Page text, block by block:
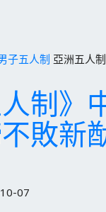
子五人制 亞洲五人
制》
敗新
07